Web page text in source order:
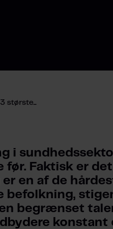
største...
i
før. Faktisk er
er en af de
befolkning,
begrænset